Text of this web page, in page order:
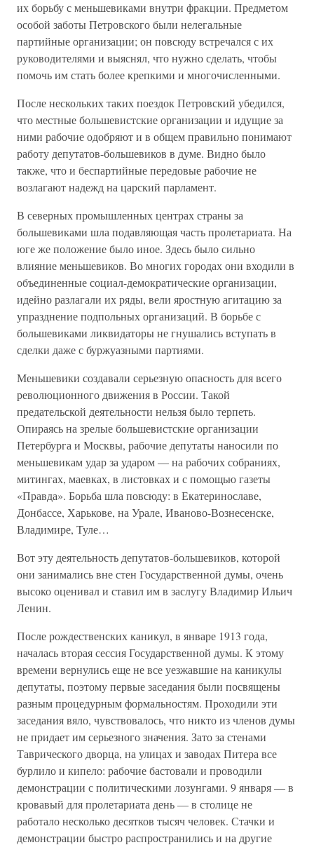
их борьбу с меньшевиками внутри фракции. Предметом
особой заботы Петровского были нелегальные
партийные организации; он повсюду встречался с их
руководителями и выяснял, что нужно сделать, чтобы
помочь им стать более крепкими и многочисленными.
После нескольких таких поездок Петровский убедился,
что местные большевистские организации и идущие за
ними рабочие одобряют и в общем правильно понимают
работу депутатов-большевиков в думе. Видно было
также, что и беспартийные передовые рабочие не
возлагают надежд на царский парламент.
В северных промышленных центрах страны за
большевиками шла подавляющая часть пролетариата. На
юге же положение было иное. Здесь было сильно
влияние меньшевиков. Во многих городах они входили в
объединенные социал-демократические организации,
идейно разлагали их ряды, вели яростную агитацию за
упразднение подпольных организаций. В борьбе с
большевиками ликвидаторы не гнушались вступать в
сделки даже с буржуазными партиями.
Меньшевики создавали серьезную опасность для всего
революционного движения в России. Такой
предательской деятельности нельзя было терпеть.
Опираясь на зрелые большевистские организации
Петербурга и Москвы, рабочие депутаты наносили по
меньшевикам удар за ударом — на рабочих собраниях,
митингах, маевках, в листовках и с помощью газеты
«Правда». Борьба шла повсюду: в Екатеринославе,
Донбассе, Харькове, на Урале, Иваново-Вознесенске,
Владимире, Туле…
Вот эту деятельность депутатов-большевиков, которой
они занимались вне стен Государственной думы, очень
высоко оценивал и ставил им в заслугу Владимир Ильич
Ленин.
После рождественских каникул, в январе 1913 года,
началась вторая сессия Государственной думы. К этому
времени вернулись еще не все уезжавшие на каникулы
депутаты, поэтому первые заседания были посвящены
разным процедурным формальностям. Проходили эти
заседания вяло, чувствовалось, что никто из членов думы
не придает им серьезного значения. Зато за стенами
Таврического дворца, на улицах и заводах Питера все
бурлило и кипело: рабочие бастовали и проводили
демонстрации с политическими лозунгами. 9 января — в
кровавый для пролетариата день — в столице не
работало несколько десятков тысяч человек. Стачки и
демонстрации быстро распространились и на другие